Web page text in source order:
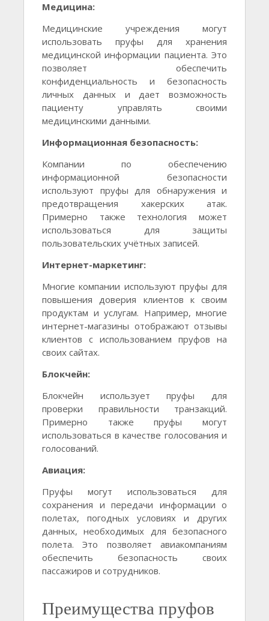
Медицина:
Медицинские учреждения могут
использовать пруфы для хранения
медицинской информации пациента. Это
позволяет обеспечить
конфиденциальность и безопасность
личных данных и дает возможность
пациенту управлять своими
медицинскими данными.
Информационная безопасность:
Компании по обеспечению
информационной безопасности
используют пруфы для обнаружения и
предотвращения хакерских атак.
Примерно также технология может
использоваться для защиты
пользовательских учётных записей.
Интернет-маркетинг:
Многие компании используют пруфы для
повышения доверия клиентов к своим
продуктам и услугам. Например, многие
интернет-магазины отображают отзывы
клиентов с использованием пруфов на
своих сайтах.
Блокчейн:
Блокчейн использует пруфы для
проверки правильности транзакций.
Примерно также пруфы могут
использоваться в качестве голосования и
голосований.
Авиация:
Пруфы могут использоваться для
сохранения и передачи информации о
полетах, погодных условиях и других
данных, необходимых для безопасного
полета. Это позволяет авиакомпаниям
обеспечить безопасность своих
пассажиров и сотрудников.
Преимущества пруфов